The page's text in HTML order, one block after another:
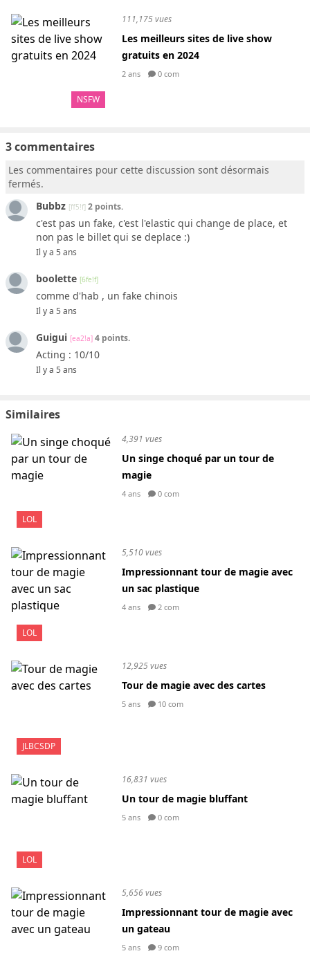
NSFW
111,175 vues
Les meilleurs sites de live show
gratuits en 2024
2 ans 0 com
3 commentaires
Les commentaires pour cette discussion sont désormais
fermés.
Bubbz [ff5!f] 2 points.
c'est pas un fake, c'est l'elastic qui change de place, et
non pas le billet qui se deplace :)
Il y a 5 ans
boolette [6fe!f]
comme d'hab , un fake chinois
Il y a 5 ans
Guigui [ea2!a] 4 points.
Acting : 10/10
Il y a 5 ans
Similaires
LOL
4,391 vues
Un singe choqué par un tour de
magie
4 ans 0 com
LOL
5,510 vues
Impressionnant tour de magie avec
un sac plastique
4 ans 2 com
JLBCSDP
12,925 vues
Tour de magie avec des cartes
5 ans 10 com
LOL
16,831 vues
Un tour de magie bluffant
5 ans 0 com
5,656 vues
Impressionnant tour de magie avec
un gateau
5 ans 9 com